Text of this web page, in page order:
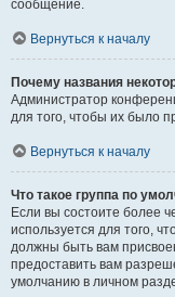
сообщение.
Вернуться к началу
Почему названия
Администратор
для того, чтобы их было
Вернуться к началу
Что такое группа по
Если вы состоите более
используется для того,
должны быть вам
предоставить вам
умолчанию в личном